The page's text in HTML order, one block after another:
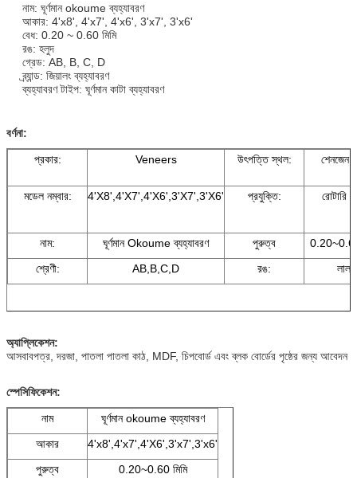
নাম: ঘূর্ণমান okoume ব্যহ্যাবরণ
আকার: 4'x8', 4'x7', 4'x6', 3'x7', 3'x6'
বেধ: 0.20 ~ 0.60 মিমি
রঙ: হলুদ
গ্রেড: AB, B, C, D
ব্র্যান্ড: জিয়ালং ব্যহ্যাবরণ
ব্যহ্যাবরণ টাইপ: ঘূর্ণমান কাটা ব্যহ্যাবরণ
বর্ণনা:
প্রকার: Veneers উৎপত্তি স্থল: শেনজেন,
মডেল নম্বার: 4'X8',4'X7',4'X6',3'X7',3'X6' প্রযুক্তি: রোটারি
নাম: ঘূর্ণমান Okoume ব্যহ্যাবরণ পুরুত্ব
0.20~0.60
শ্রেণী:
AB,B,C,D রঙ: লাল
অ্যাপ্লিকেশন:
আসবাবপত্র, দরজা, পাতলা পাতলা কাঠ, MDF, চিপবোর্ড এবং ব্লক বোর্ডের পৃষ্ঠের জন্য আবেদন
স্পেসিফিকেশন:
নাম
ঘূর্ণমান okoume ব্যহ্যাবরণ
আকার
4'x8',4'x7',4'X6',3'x7',3'x6'
পুরুত্ব
0.20~0.60 মিমি